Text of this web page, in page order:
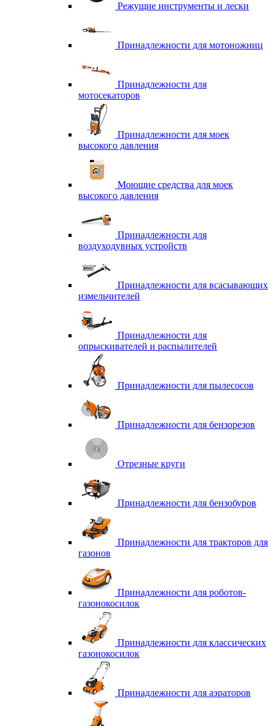
Режущие инструменты и лески
Принадлежности для мотоножниц
Принадлежности для
мотосекаторов
Принадлежности для моек
высокого давления
Моющие средства для моек
высокого давления
Принадлежности для
воздуходувных устройств
Принадлежности для всасывающих
измельчителей
Принадлежности для
опрыскивателей и распылителей
Принадлежности для пылесосов
Принадлежности для бензорезов
Отрезные круги
Принадлежности для бензобуров
Принадлежности для тракторов для
газонов
Принадлежности для роботов-
газонокосилок
Принадлежности для классических
газонокосилок
Принадлежности для аэраторов